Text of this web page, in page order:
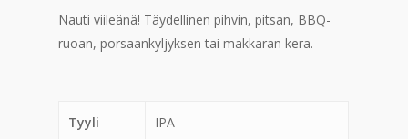
Nauti viileänä! Täydellinen pihvin, pitsan, BBQ-
ruoan, porsaankyljyksen tai makkaran kera.
Tyyli IPA